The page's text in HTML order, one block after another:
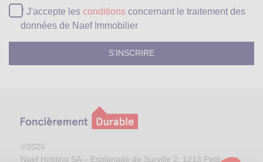
* J'accepte les conditions concernant le traitement des
données de Naef Immobilier
©2026
Naef Holding SA – Esplanade de Surville 2, 1213 Petit-